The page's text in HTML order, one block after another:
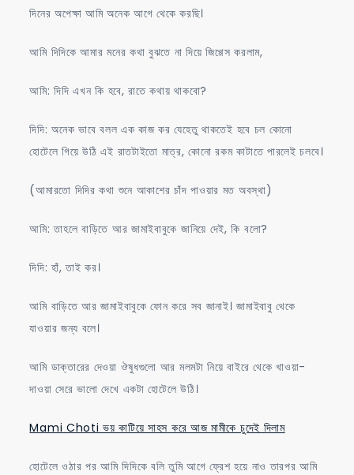
দিনের অপেক্ষা আমি অনেক আগে থেকে করছি।
আমি দিদিকে আমার মনের কথা বুঝতে না দিয়ে জিগ্গেস করলাম,
আমি: দিদি এখন কি হবে, রাতে কথায় থাকবো?
দিদি: অনেক ভাবে বলল এক কাজ কর যেহেতু থাকতেই হবে চল কোনো
হোটেলে গিয়ে উঠি এই রাতটাইতো মাত্র, কোনো রকম কাটাতে পারলেই চলবে।
(আমারতো দিদির কথা শুনে আকাশের চাঁদ পাওয়ার মত অবস্থা)
আমি: তাহলে বাড়িতে আর জামাইবাবুকে জানিয়ে দেই, কি বলো?
দিদি: হাঁ, তাই কর।
আমি বাড়িতে আর জামাইবাবুকে ফোন করে সব জানাই। জামাইবাবু থেকে
যাওয়ার জন্য বলে।
আমি ডাক্তারের দেওয়া ঔষুধগুলো আর মলমটা নিয়ে বাইরে থেকে খাওয়া-
দাওয়া সেরে ভালো দেখে একটা হোটেলে উঠি।
Mami Choti ভয় কাটিয়ে সাহস করে আজ মামীকে চুদেই দিলাম
হোটেলে ওঠার পর আমি দিদিকে বলি তুমি আগে ফ্রেশ হয়ে নাও তারপর আমি